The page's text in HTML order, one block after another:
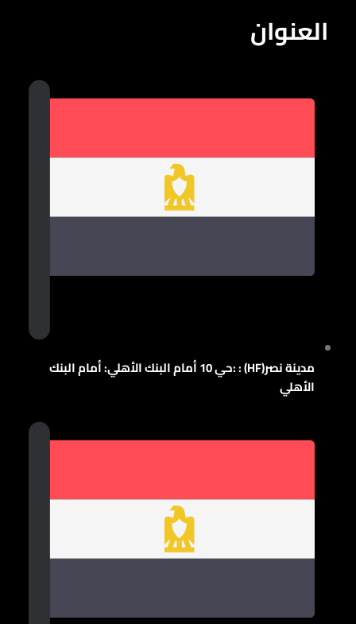
العنوان
مدينة نصر(HF) : :حي 10 أمام البنك الأهلي: أمام البنك
الأهلي